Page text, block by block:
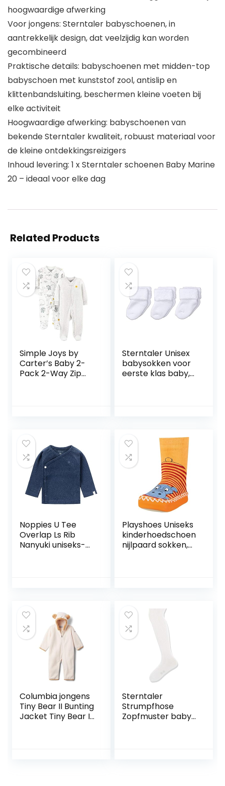
hoogwaardige afwerking
Voor jongens: Sterntaler babyschoenen, in
aantrekkelijk design, dat veelzijdig kan worden
gecombineerd
Praktische details: babyschoenen met midden-top
babyschoen met kunststof zool, antislip en
klittenbandsluiting, beschermen kleine voeten bij
elke activiteit
Hoogwaardige afwerking: babyschoenen van
bekende Sterntaler kwaliteit, robuust materiaal voor
de kleine ontdekkingsreizigers
Inhoud levering: 1 x Sterntaler schoenen Baby Marine
20 – ideaal voor elke dag
Related Products
Simple Joys by
Carter’s Baby 2-
Pack 2-Way Zip
Sterntaler Unisex
babysokken voor
eerste klas baby,
Noppies U Tee
Overlap Ls Rib
Nanyuki uniseks-
Playshoes Uniseks
kinderhoedschoen
nijlpaard sokken,
Columbia jongens
Tiny Bear II Bunting
Jacket Tiny Bear II
Sterntaler
Strumpfhose
Zopfmuster baby-